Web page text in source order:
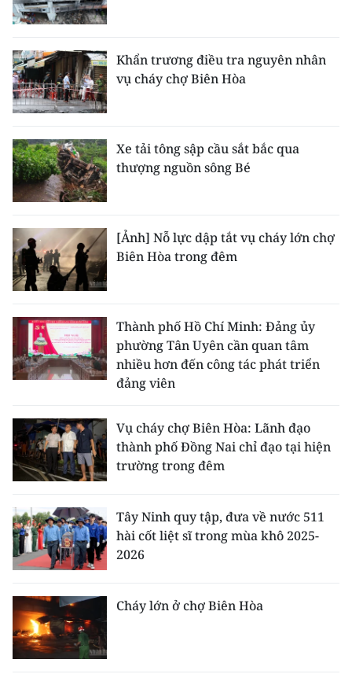
Khẩn trương điều tra nguyên nhân
vụ cháy chợ Biên Hòa
Xe tải tông sập cầu sắt bắc qua
thượng nguồn sông Bé
[Ảnh] Nỗ lực dập tắt vụ cháy lớn chợ
Biên Hòa trong đêm
Thành phố Hồ Chí Minh: Đảng ủy
phường Tân Uyên cần quan tâm
nhiều hơn đến công tác phát triển
đảng viên
Vụ cháy chợ Biên Hòa: Lãnh đạo
thành phố Đồng Nai chỉ đạo tại hiện
trường trong đêm
Tây Ninh quy tập, đưa về nước 511
hài cốt liệt sĩ trong mùa khô 2025-
2026
Cháy lớn ở chợ Biên Hòa